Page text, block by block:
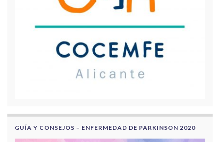
GUÍA Y CONSEJOS – ENFERMEDAD DE PARKINSON 2020